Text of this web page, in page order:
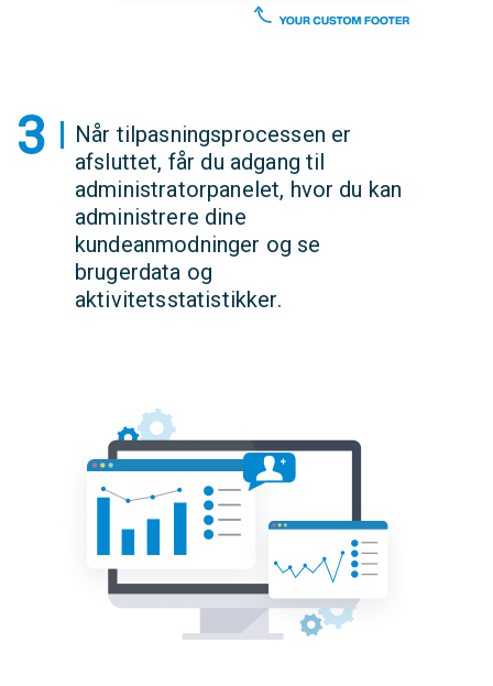
3
Når tilpasningsprocessen er
afsluttet, får du adgang til
administratorpanelet, hvor du kan
administrere dine
kundeanmodninger og se
brugerdata og
aktivitetsstatistikker.